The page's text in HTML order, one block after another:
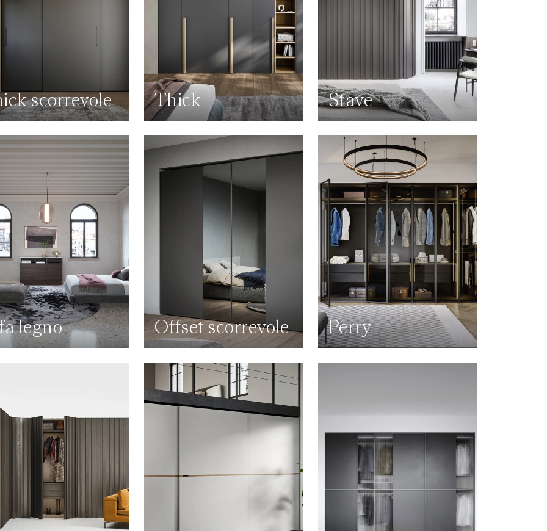
scorrevole Thick Stave
legno Offset scorrevole Perry